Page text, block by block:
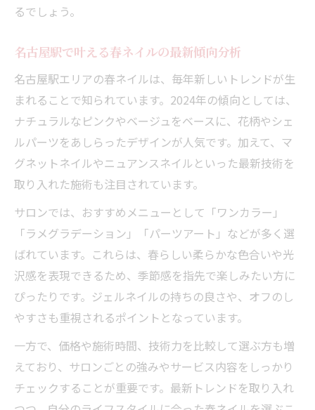
るでしょう。
名古屋駅で叶える春ネイルの最新傾向分析
名古屋駅エリアの春ネイルは、毎年新しいトレンドが生
まれることで知られています。2024年の傾向としては、
ナチュラルなピンクやベージュをベースに、花柄やシェ
ルパーツをあしらったデザインが人気です。加えて、マ
グネットネイルやニュアンスネイルといった最新技術を
取り入れた施術も注目されています。
サロンでは、おすすめメニューとして「ワンカラー」
「ラメグラデーション」「パーツアート」などが多く選
ばれています。これらは、春らしい柔らかな色合いや光
沢感を表現できるため、季節感を指先で楽しみたい方に
ぴったりです。ジェルネイルの持ちの良さや、オフのし
やすさも重視されるポイントとなっています。
一方で、価格や施術時間、技術力を比較して選ぶ方も増
えており、サロンごとの強みやサービス内容をしっかり
チェックすることが重要です。最新トレンドを取り入れ